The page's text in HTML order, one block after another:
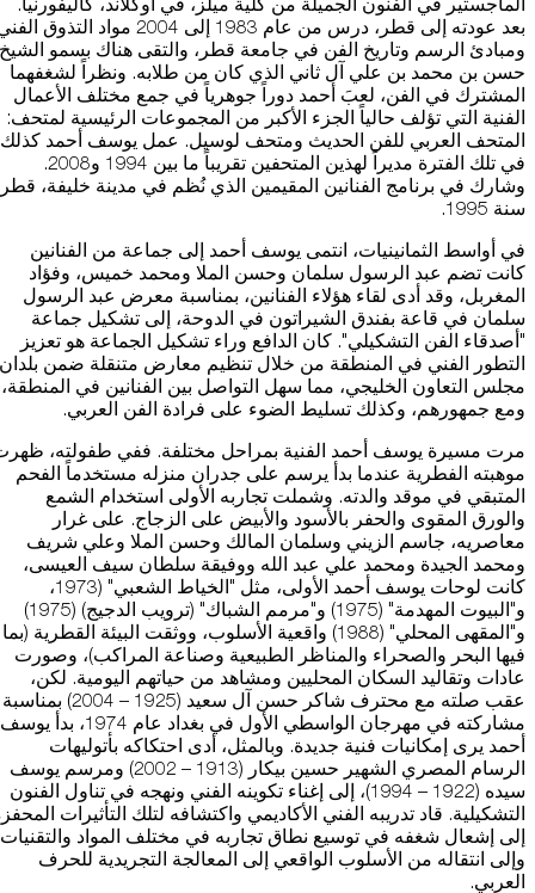
بعد عودته إلى قطر، درس من عام 1983 إلى 2004 مواد التذوق
ومبادئ الرسم وتاريخ الفن في جامعة قطر، والتقى هناك بسمو الشيخ
حسن بن محمد بن علي آل ثاني الذي كان من طلابه. ونظراً لشغفهما
المشترك في الفن، لعبَ أحمد دوراً جوهرياً في جمع مختلف الأعمال
الفنية التي تؤلف حالياً الجزء الأكبر من المجموعات الرئيسية لمتحف:
المتحف العربي للفن الحديث ومتحف لوسيل. عمل يوسف أحمد كذلك
في تلك الفترة مديراً لهذين المتحفين تقريباً ما بين 1994 و2008.
وشارك في برنامج الفنانين المقيمين الذي نُظم في مدينة خليفة،
سنة 1995.
في أواسط الثمانينيات، انتمى يوسف أحمد إلى جماعة من الفنانين
كانت تضم عبد الرسول سلمان وحسن الملا ومحمد خميس، وفؤاد
المغربل، وقد أدى لقاء هؤلاء الفنانين، بمناسبة معرض عبد الرسول
سلمان في قاعة بفندق الشيراتون في الدوحة، إلى تشكيل جماعة
"أصدقاء الفن التشكيلي". كان الدافع وراء تشكيل الجماعة هو تعزيز
التطور الفني في المنطقة من خلال تنظيم معارض متنقلة ضمن بلدان
مجلس التعاون الخليجي، مما سهل التواصل بين الفنانين في المنطقة،
ومع جمهورهم، وكذلك تسليط الضوء على فرادة الفن العربي.
مرت مسيرة يوسف أحمد الفنية بمراحل مختلفة. ففي طفولته،
موهبته الفطرية عندما بدأ يرسم على جدران منزله مستخدماً الفحم
المتبقي في موقد والدته. وشملت تجاربه الأولى استخدام الشمع
والورق المقوى والحفر بالأسود والأبيض على الزجاج. على غرار
معاصريه، جاسم الزيني وسلمان المالك وحسن الملا وعلي شريف
ومحمد الجيدة ومحمد علي عبد الله ووفيقة سلطان سيف العيسى،
كانت لوحات يوسف أحمد الأولى، مثل "الخياط الشعبي" (1973،
و"البيوت المهدمة" (1975) و"مرمم الشباك" (ترويب الدجيج) (1975)
و"المقهى المحلي" (1988) واقعية الأسلوب، ووثقت البيئة القطرية (بما
فيها البحر والصحراء والمناظر الطبيعية وصناعة المراكب)، وصورت
عادات وتقاليد السكان المحليين ومشاهد من حياتهم اليومية. لكن،
عقب صلته مع محترف شاكر حسن آل سعيد (1925 – 2004) بمناسبة
مشاركته في مهرجان الواسطي الأول في بغداد عام 1974، بدأ يوسف
أحمد يرى إمكانيات فنية جديدة. وبالمثل، أدى احتكاكه بأتوليهات
الرسام المصري الشهير حسين بيكار (1913 – 2002) ومرسم يوسف
سيده (1922 – 1994)، إلى إغناء تكوينه الفني ونهجه في تناول الفنون
التشكيلية. قاد تدريبه الفني الأكاديمي واكتشافه لتلك التأثيرات
إلى إشعال شغفه في توسيع نطاق تجاربه في مختلف المواد
وإلى انتقاله من الأسلوب الواقعي إلى المعالجة التجريدية للحرف
العربي.